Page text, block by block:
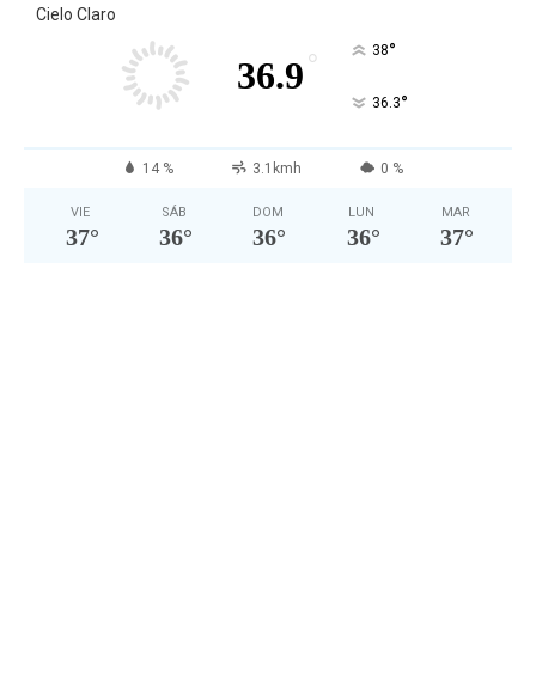
Cielo Claro
36.9 ° 38°
36.3°
14 % 3.1kmh 0 %
VIE
37°
SÁB
36°
DOM
36°
LUN
36°
MAR
37°